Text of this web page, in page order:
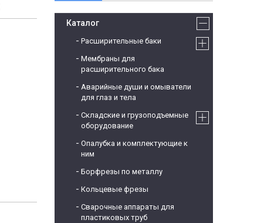
Каталог
Расширительные баки
Мембраны для
расширительного бака
Аварийные души и омыватели
для глаз и тела
Складские и грузоподъемные
оборудование
Опалубка и комплектующие к
ним
Борфрезы по металлу
Кольцевые фрезы
Сварочные аппараты для
пластиковых труб